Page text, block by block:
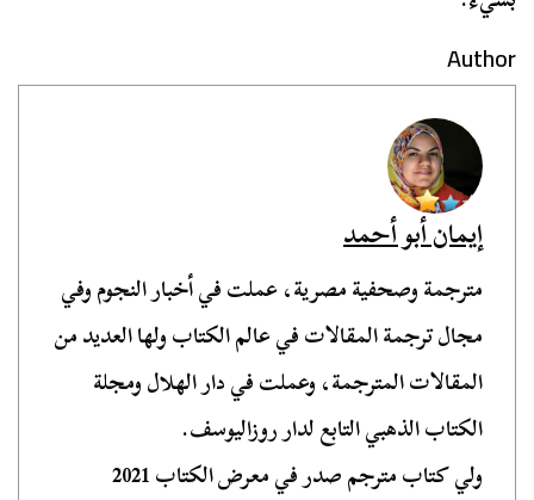
Author
إيمان أبو أحمد
مترجمة وصحفية مصرية، عملت في أخبار النجوم وفي
مجال ترجمة المقالات في عالم الكتاب ولها العديد من
المقالات المترجمة، وعملت في دار الهلال ومجلة
الكتاب الذهبي التابع لدار روزاليوسف.
ولي كتاب مترجم صدر في معرض الكتاب 2021